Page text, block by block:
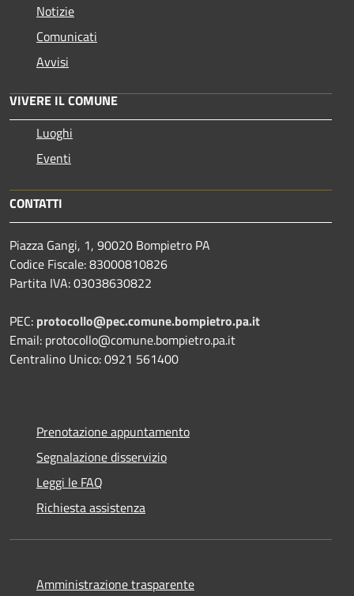
Notizie
Comunicati
Avvisi
VIVERE IL COMUNE
Luoghi
Eventi
CONTATTI
Piazza Gangi, 1, 90020 Bompietro PA
Codice Fiscale: 83000810826
Partita IVA: 03038630822
PEC: protocollo@pec.comune.bompietro.pa.it
Email: protocollo@comune.bompietro.pa.it
Centralino Unico: 0921 561400
Prenotazione appuntamento
Segnalazione disservizio
Leggi le FAQ
Richiesta assistenza
Amministrazione trasparente